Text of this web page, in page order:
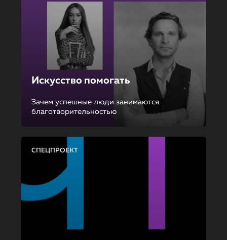
Искусство помогать
Зачем успешные люди занимаются
благотворительностью
СПЕЦПРОЕКТ